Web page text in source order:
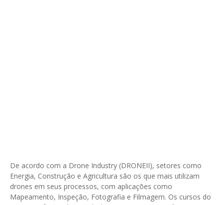
De acordo com a Drone Industry (DRONEII), setores como
Energia, Construção e Agricultura são os que mais utilizam
drones em seus processos, com aplicações como
Mapeamento, Inspeção, Fotografia e Filmagem. Os cursos do